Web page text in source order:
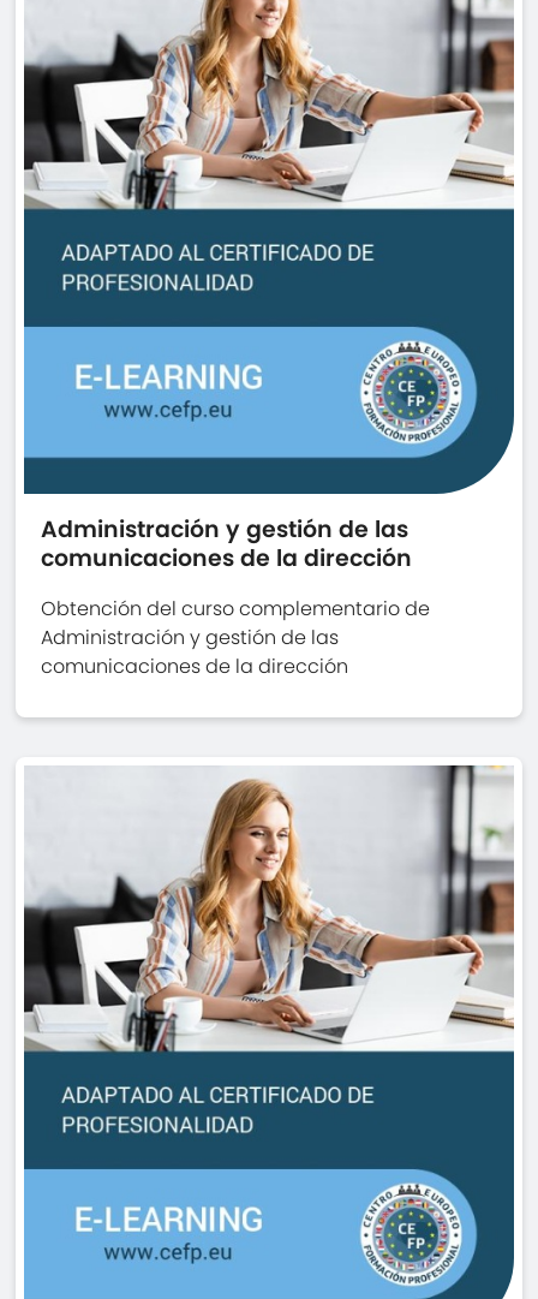
Administración y gestión de las
comunicaciones de la dirección
Obtención del curso complementario de
Administración y gestión de las
comunicaciones de la dirección